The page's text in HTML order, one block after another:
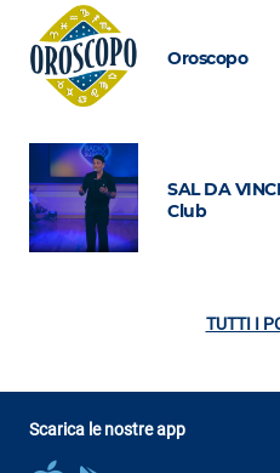
Oroscopo
SAL DA
Club
TUTTI I
Scarica le nostre app